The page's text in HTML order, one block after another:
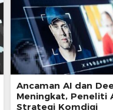
Ancaman AI dan
Meningkat, Peneliti
Strategi Komdigi